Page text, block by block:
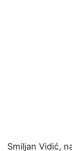
Smiljan Vidić,